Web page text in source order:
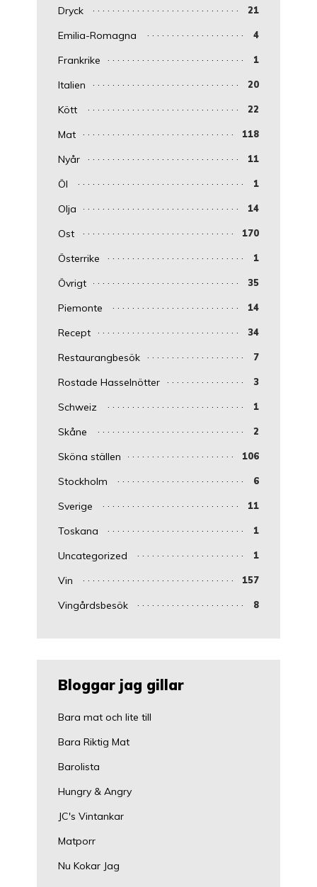
Dryck 21
Emilia-Romagna 4
Frankrike 1
Italien 20
Kött 22
Mat 118
Nyår 11
Öl 1
Olja 14
Ost 170
Österrike 1
Övrigt 35
Piemonte 14
Recept 34
Restaurangbesök 7
Rostade Hasselnötter 3
Schweiz 1
Skåne 2
Sköna ställen 106
Stockholm 6
Sverige 11
Toskana 1
Uncategorized 1
Vin 157
Vingårdsbesök 8
Bloggar jag gillar
Bara mat och lite till
Bara Riktig Mat
Barolista
Hungry & Angry
JC's Vintankar
Matporr
Nu Kokar Jag